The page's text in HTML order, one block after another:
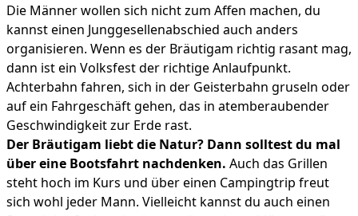
Die Männer wollen sich nicht zum Affen machen, du
kannst einen Junggesellenabschied auch anders
organisieren. Wenn es der Bräutigam richtig rasant mag,
dann ist ein Volksfest der richtige Anlaufpunkt.
Achterbahn fahren, sich in der Geisterbahn gruseln oder
auf ein Fahrgeschäft gehen, das in atemberaubender
Geschwindigkeit zur Erde rast.
Der Bräutigam liebt die Natur? Dann solltest du mal
über eine Bootsfahrt nachdenken. Auch das Grillen
steht hoch im Kurs und über einen Campingtrip freut
sich wohl jeder Mann. Vielleicht kannst du auch einen